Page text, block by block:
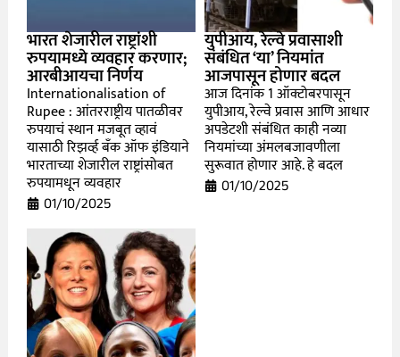
भारत शेजारील राष्ट्रांशी
रुपयामध्ये व्यवहार करणार;
आरबीआयचा निर्णय
Internationalisation of
Rupee : आंतरराष्ट्रीय पातळीवर
रुपयाचं स्थान मजबूत व्हावं
यासाठी रिझर्व्ह बँक ऑफ इंडियाने
भारताच्या शेजारील राष्ट्रांसोबत
रुपयामधून व्यवहार
01/10/2025
युपीआय, रेल्वे प्रवासाशी
संबंधित ‘या’ नियमांत
आजपासून होणार बदल
आज दिनांक 1 ऑक्टोबरपासून
युपीआय, रेल्वे प्रवास आणि आधार
अपडेटशी संबंधित काही नव्या
नियमांच्या अंमलबजावणीला
सुरूवात होणार आहे. हे बदल
01/10/2025